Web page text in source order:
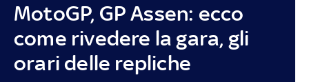
MotoGP, GP Assen: ecco
come rivedere la gara, gli
orari delle repliche